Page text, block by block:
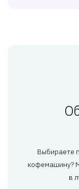
Выбираете
кофемашину?
в